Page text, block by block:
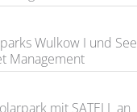
Wulkow I und
Management
mit SATELL an